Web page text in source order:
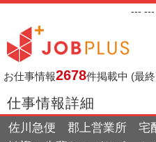
---
お仕事情報2678件掲載中 (最
仕事情報詳細
佐川急便 郡上営業所 宅